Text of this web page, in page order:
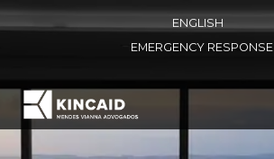
ENGLISH
EMERGENCY RESPONSE